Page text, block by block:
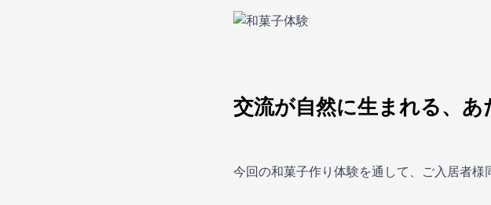
交流が自然に生まれる、
今回の和菓子作り体験を通して、ご入居者様